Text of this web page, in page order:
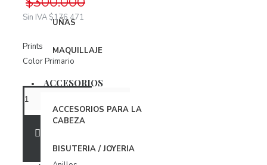
Panties
PIJAMAS
BabyDoll
Pijamas
UÑAS
MAQUILLAJE
ACCESORIOS
ACCESORIOS PARA LA
CABEZA
BISUTERIA / JOYERIA
Sin IVA $176.471
Prints
Color Primario